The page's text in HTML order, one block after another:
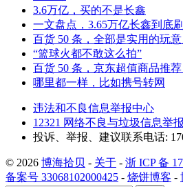
3.6万亿，买的不是长鑫
一文盘点，3.65万亿长鑫到底
百货 50 条，全部是实用的玩意
“篮球火都不敢这么拍”
百货 50 条，京东超值商品推荐
哪里都一样，比如携号转网
违法和不良信息举报中心
12321 网络不良与垃圾信息举报
投诉、举报、建议联系电话:
© 2026 博海拾贝 - 关于 - 浙 ICP 备
备案号 33068102000425 - 烧饼博客 -